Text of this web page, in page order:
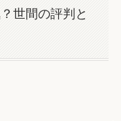
世間の評判と